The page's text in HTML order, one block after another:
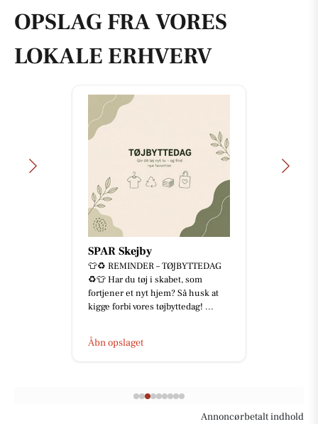
OPSLAG FRA VORES
LOKALE ERHVERV
SPAR Skejby
👕♻️ REMINDER – TØJBYTTEDAG
♻️👕 Har du tøj i skabet, som
fortjener et nyt hjem? Så husk at
kigge forbi vores tøjbyttedag! ...
Åbn opslaget
Annoncørbetalt indhold